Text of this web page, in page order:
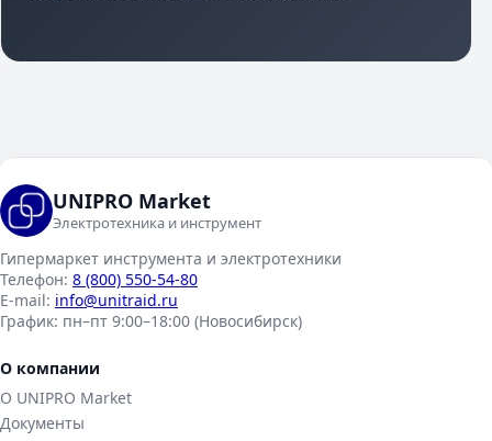
UNIPRO Market
Электротехника и инструмент
Гипермаркет инструмента и электротехники
Телефон: 8 (800) 550-54-80
E-mail: info@unitraid.ru
График: пн–пт 9:00–18:00 (Новосибирск)
О компании
О UNIPRO Market
Документы